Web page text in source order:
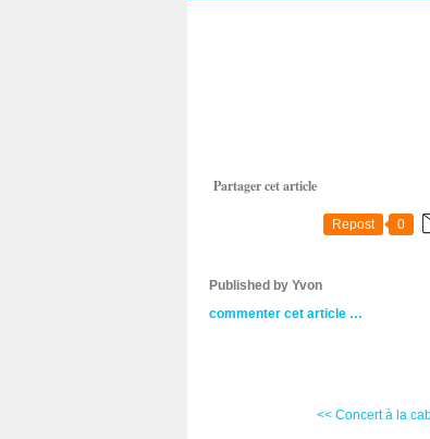
Partager cet article
Repost 0
Published by Yvon
commenter cet article …
<< Concert à la